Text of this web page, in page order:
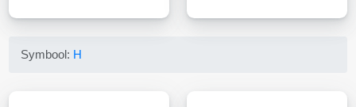
Symbool: H